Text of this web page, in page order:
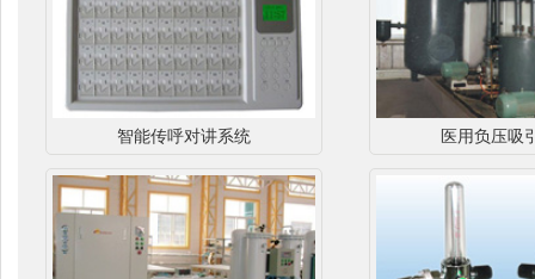
智能传呼对讲系统 医用负压吸